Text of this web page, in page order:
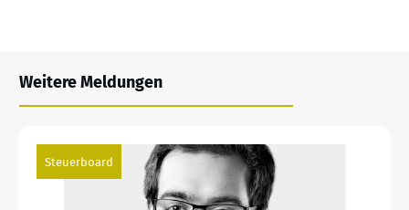
Weitere Meldungen
Steuerboard